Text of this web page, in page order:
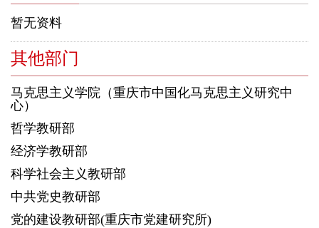
7.负责兼职教师的遴选、聘任、管理、考核等工作；
作；
9.负责市委讲师团办公室工作，组织培训基层理论骨
干；
10.完成校（院）交办的其他工作。
暂无资料
其他部门
马克思主义学院（重庆市中国化马克思主义研究中
心）
哲学教研部
经济学教研部
科学社会主义教研部
中共党史教研部
党的建设教研部(重庆市党建研究所)